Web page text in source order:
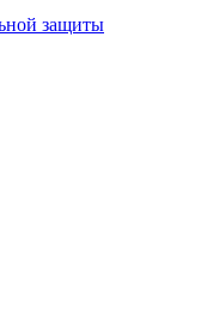
защиты